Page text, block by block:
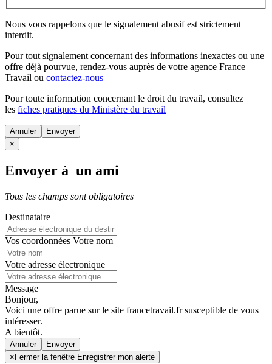
Nous vous rappelons que le signalement abusif est strictement
interdit.
Pour tout signalement concernant des informations inexactes ou une
offre déjà pourvue, rendez-vous auprès de votre agence France
Travail ou contactez-nous
Pour toute information concernant le droit du travail, consultez
les fiches pratiques du Ministère du travail
Annuler
×
Envoyer à un ami
Tous les champs sont obligatoires
Destinataire
Vos coordonnées Votre nom
Votre adresse électronique
Message
Bonjour,
Voici une offre parue sur le site francetravail.fr susceptible de vous
intéresser.
A bientôt.
Annuler
× Fermer la fenêtre Enregistrer mon alerte